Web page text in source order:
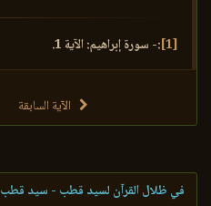
[1] :- سورة إبراهيم: الآية 1.
الآية السابقة
في ظلال القرآن لسيد قطب - سيد قطب